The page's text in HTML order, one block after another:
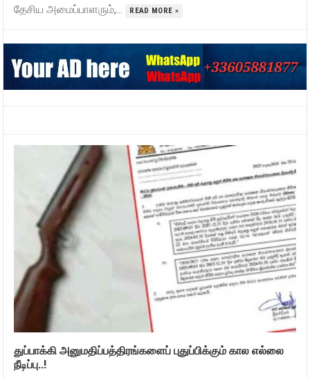
தேசிய அமைப்பாளரும்,...
READ MORE »
துப்பாக்கி அனுமதிப்பத்திரங்களைப் புதுப்பிக்கும் கால எல்லை
நீடிப்பு..!